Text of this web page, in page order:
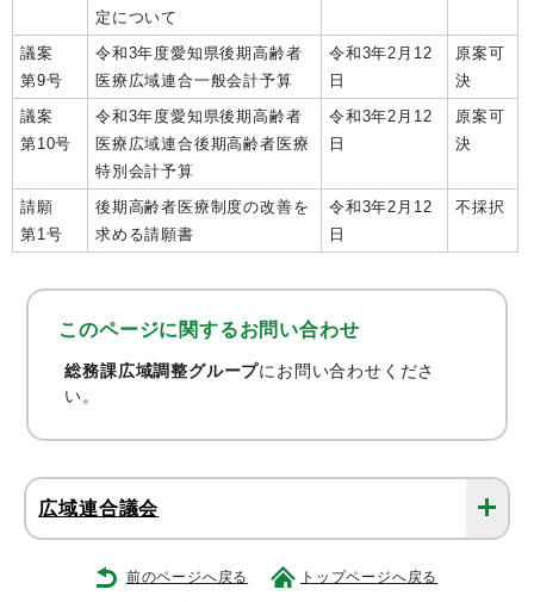
定について
議案
第9号
令和3年度愛知県後期高齢者
医療広域連合一般会計予算
令和3年2月12
日
原案可
決
議案
第10号
令和3年度愛知県後期高齢者
医療広域連合後期高齢者医療
特別会計予算
令和3年2月12
日
原案可
決
請願
第1号
後期高齢者医療制度の改善を
求める請願書
令和3年2月12
日
不採択
このページに関するお問い合わせ
総務課広域調整グループにお問い合わせくださ
い。
広域連合議会
前のページへ戻る トップページへ戻る